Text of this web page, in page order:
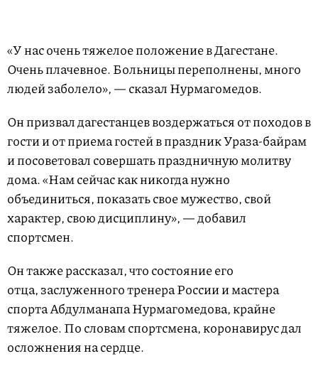
«У нас очень тяжелое положение в Дагестане.
Очень плачевное. Больницы переполнены, много
людей заболело», — сказал Нурмагомедов.
Он призвал дагестанцев воздержаться от походов в
гости и от приема гостей в праздник Ураза-байрам
и посоветовал совершать праздничную молитву
дома. «Нам сейчас как никогда нужно
объединиться, показать свое мужество, свой
характер, свою дисциплину», — добавил
спортсмен.
Он также рассказал, что состояние его
отца, заслуженного тренера России и мастера
спорта Абдулманапа Нурмагомедова, крайне
тяжелое. По словам спортсмена, коронавирус дал
осложнения на сердце.